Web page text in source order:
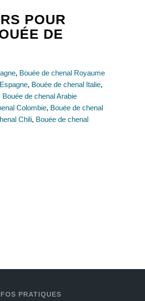
POUR
DE
, Bouée de chenal Royaume
, Bouée de chenal Italie,
Bouée de chenal Arabie
Colombie, Bouée de chenal
Chili, Bouée de chenal
PRATIQUES